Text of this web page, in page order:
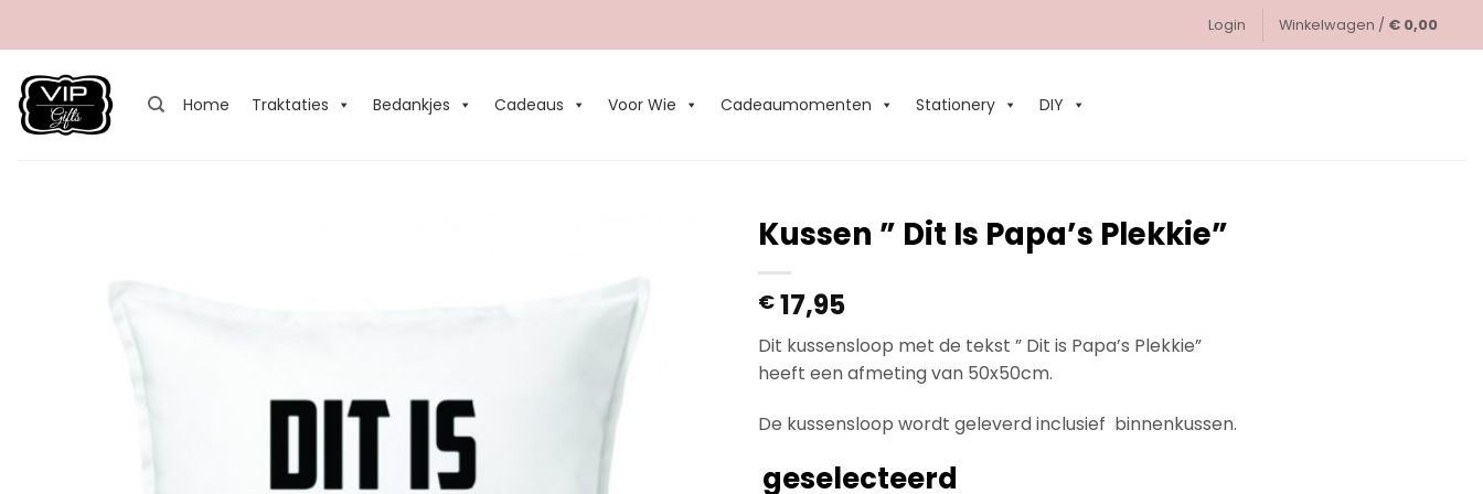
Login Winkelwagen / € 0,00
Home Traktaties Bedankjes Cadeaus Voor Wie Cadeaumomenten Stationery DIY
Kussen ” Dit Is Papa’s Plekkie”
€ 17,95
Dit kussensloop met de tekst ” Dit is Papa’s Plekkie”
heeft een afmeting van 50x50cm.
De kussensloop wordt geleverd inclusief binnenkussen.
geselecteerd